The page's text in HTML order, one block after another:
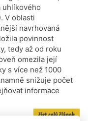
uhlíkového
V oblasti
navrhovaná
povinnost
tedy až od roku
omezila její
s více než 1000
snižuje počet
informace
číst celý článek